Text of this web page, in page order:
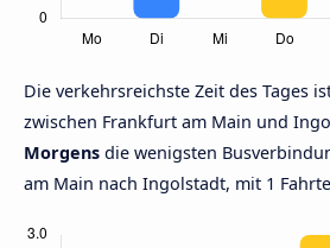
Die verkehrsreichste Zeit des Tages
zwischen Frankfurt am Main und
Morgens die wenigsten
am Main nach Ingolstadt, mit 1